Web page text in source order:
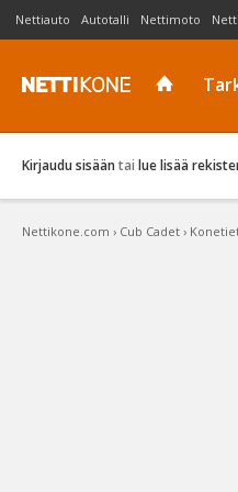
Nettiauto Autotalli Nettimoto
Kirjaudu sisään tai lue lisää
Nettikone.com › Cub Cadet ›